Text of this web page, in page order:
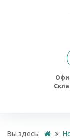
Вы здесь: